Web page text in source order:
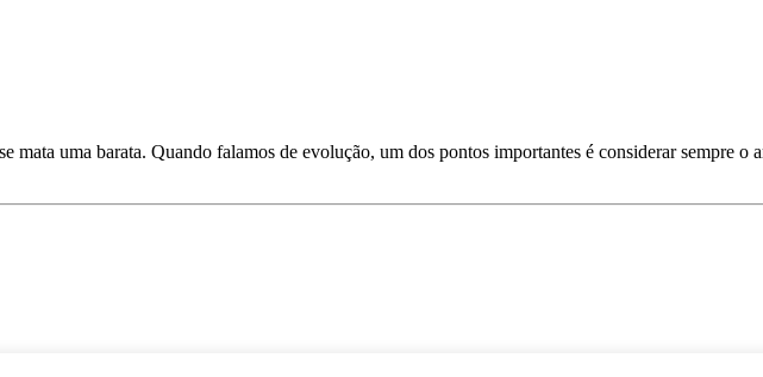
mata uma barata. Quando falamos de evolução, um dos pontos importantes é considerar sempre o